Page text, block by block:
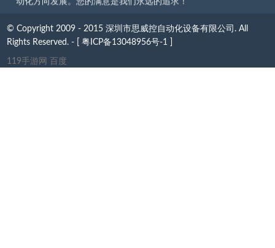
© Copyright 2009 - 2015 深圳市思威控自动化设备有限公司. All
Rights Reserved. - [粤ICP备13048956号-1 ]
119手游网 百度